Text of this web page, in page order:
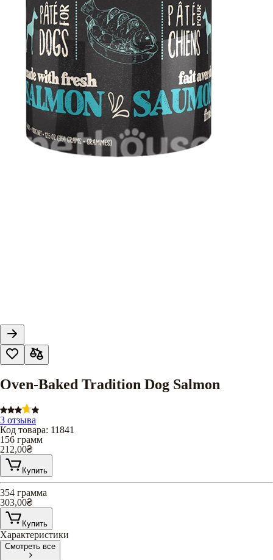
Oven-Baked Tradition Dog Salmon
3 отзыва
Код товара: 11841
156 грамм
212,00₴
Купить
354 грамма
303,00₴
Купить
Характеристики
Смотреть все